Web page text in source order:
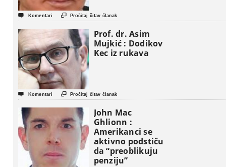
 Komentari  Pročitaj čitav članak
Prof. dr. Asim
Mujkić : Dodikov
Kec iz rukava
 Komentari  Pročitaj čitav članak
John Mac
Ghlionn :
Amerikanci se
aktivno podstiču
da “preoblikuju
penziju”